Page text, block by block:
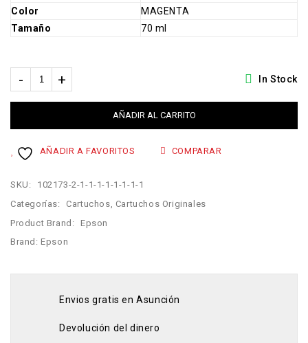
Color
MAGENTA
Tamaño
70 ml
In Stock
AÑADIR AL CARRITO
AÑADIR A FAVORITOS COMPARAR
SKU:
102173-2-1-1-1-1-1-1-1-1
Categorías:
Cartuchos, Cartuchos Originales
Product Brand:
Epson
Brand:Epson
Envios gratis en Asunción
Devolución del dinero